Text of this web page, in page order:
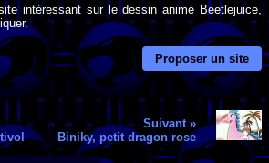
intéressant sur le dessin animé Beetlejuice,
Proposer un site
Suivant »
Biniky, petit dragon rose